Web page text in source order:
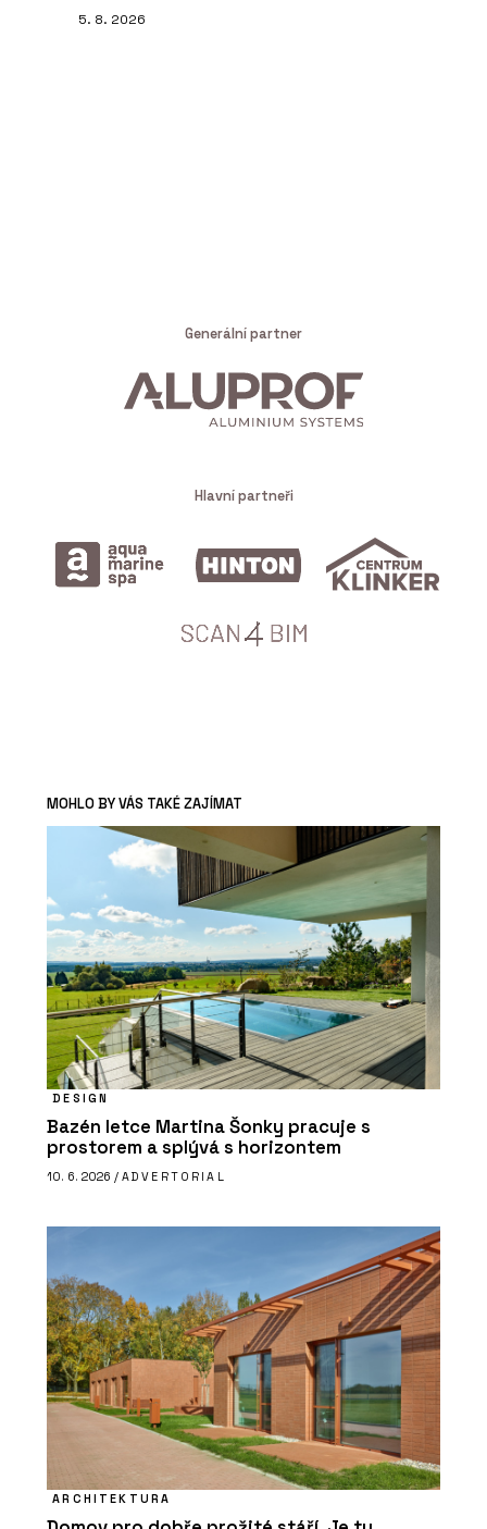
5. 8. 2026
Generální partner
Hlavní partneři
MOHLO BY VÁS TAKÉ ZAJÍMAT
DESIGN
Bazén letce Martina Šonky pracuje s
prostorem a splývá s horizontem
10. 6. 2026 / ADVERTORIAL
ARCHITEKTURA